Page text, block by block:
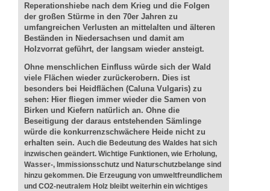
Reperationshiebe nach dem Krieg und die Folgen
der großen Stürme in den 70er Jahren zu
umfangreichen Verlusten an mittelalten und älteren
Beständen in Niedersachsen und damit am
Holzvorrat geführt, der langsam wieder ansteigt.
Ohne menschlichen Einfluss würde sich der Wald
viele Flächen wieder zurückerobern. Dies ist
besonders bei Heidflächen (Caluna Vulgaris) zu
sehen: Hier fliegen immer wieder die Samen von
Birken und Kiefern natürlich an. Ohne die
Beseitigung der daraus entstehenden Sämlinge
würde die konkurrenzschwächere Heide nicht zu
erhalten sein. Auch die Bedeutung des Waldes hat sich
inzwischen geändert. Wichtige Funktionen, wie Erholung,
Wasser-, Immissionsschutz und Naturschutzbelange sind
hinzu gekommen. Die Erzeugung von umweltfreundlichem
und CO2-neutralem Holz bleibt weiterhin ein wichtiges